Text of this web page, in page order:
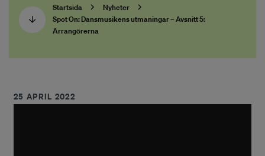
Startsida
Nyheter
Spot On: Dansmusikens utmaningar – Avsnitt 5:
Arrangörerna
25 APRIL 2022